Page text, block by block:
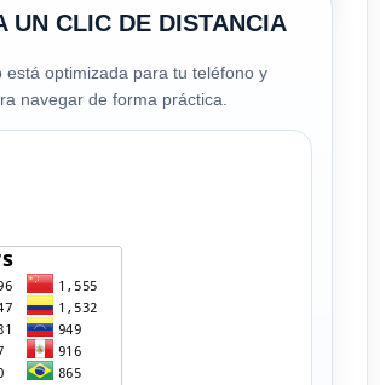
UN CLIC DE DISTANCIA
está optimizada para tu teléfono y
navegar de forma práctica.